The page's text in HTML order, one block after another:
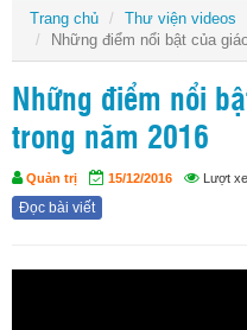
Trang chủ
Thư viện videos
Những điểm nổi bật của
Những điểm nổi
trong năm 2016
Quản trị 15/12/2016 Lượt
Đọc bài viết